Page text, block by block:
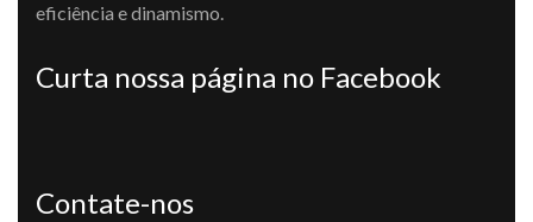
eficiência e dinamismo.
Curta nossa página no Facebook
Contate-nos